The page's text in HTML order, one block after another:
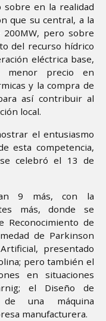
sobre en la realidad
que su central, a la
200MW, pero sobre
del recurso hídrico
eléctrica base,
precio en
y la compra de
así contribuir al
local.
el entusiasmo
esta competencia,
celebró el 13 de
9 más, con la
más, donde se
Reconocimiento de
de Parkinson
presentado
pero también el
en situaciones
el Diseño de
de una máquina
manufacturera.